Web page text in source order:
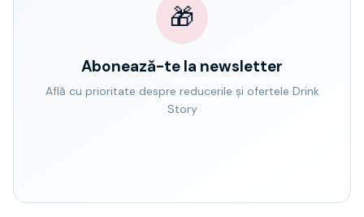
🎁
Abonează-te la newsletter
Află cu prioritate despre reducerile și ofertele Drink
Story